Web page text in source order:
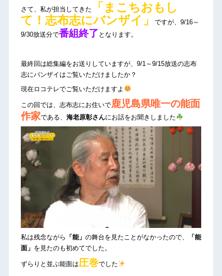
さて、私が担当してきた
「まこちおもし
て！志布志にバンザイ」
ですが、9/16～
9/30放送分で番組終了 となります。
最終回は総集編をお送りしていますが、9/1～9/15放送の志布
志にバンザイはご覧いただけましたか？
現在ロコテレでご覧いただけますよ
この回では、志布志にお住いで鹿児島県唯一の能面
作家である、 海老原彰さんにお話をお聞きしました
私は残念ながら 「能」 の舞台を見たことがなかったので、
「能
面」 を見たのも初めてでした。
ずらりと並ぶ能面は圧巻でした